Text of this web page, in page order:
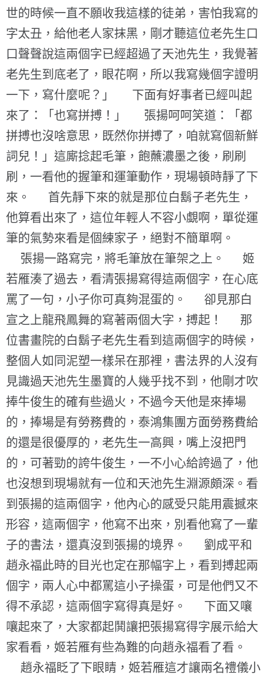
世的時候一直不願收我這樣的徒弟，害怕我寫的
字太丑，給他老人家抹黑，剛才聽這位老先生口
口聲聲說這兩個字已經超過了天池先生，我覺著
老先生到底老了，眼花啊，所以我寫幾個字證明
一下，寫什麼呢？」 下面有好事者已經叫起
來了：「也寫拼搏！」 張揚呵呵笑道：「都
拼搏也沒啥意思，既然你拼搏了，咱就寫個新鮮
詞兒！」這廝捻起毛筆，飽蘸濃墨之後，刷刷
刷，一看他的握筆和運筆動作，現場頓時靜了下
來。 首先靜下來的就是那位白鬍子老先生，
他算看出來了，這位年輕人不容小覷啊，單從運
筆的氣勢來看是個練家子，絕對不簡單啊。
張揚一路寫完，將毛筆放在筆架之上。 姬
若雁湊了過去，看清張揚寫得這兩個字，在心底
罵了一句，小子你可真夠混蛋的。 卻見那白
宣之上龍飛鳳舞的寫著兩個大字，搏起！ 那
位書畫院的白鬍子老先生看到這兩個字的時候，
整個人如同泥塑一樣呆在那裡，書法界的人沒有
見識過天池先生墨寶的人幾乎找不到，他剛才吹
捧牛俊生的確有些過火，不過今天他是來捧場
的，捧場是有勞務費的，泰鴻集團方面勞務費給
的還是很優厚的，老先生一高興，嘴上沒把門
的，可著勁的誇牛俊生，一不小心給誇過了，他
也沒想到現場就有一位和天池先生淵源頗深。看
到張揚的這兩個字，他內心的感受只能用震撼來
形容，這兩個字，他寫不出來，別看他寫了一輩
子的書法，還真沒到張揚的境界。 劉成平和
趙永福此時的目光也定在那幅字上，看到搏起兩
個字，兩人心中都罵這小子操蛋，可是他們又不
得不承認，這兩個字寫得真是好。 下面又嚷
嚷起來了，大家都起鬨讓把張揚寫得字展示給大
家看看，姬若雁有些為難的向趙永福看了看。
趙永福眨了下眼睛，姬若雁這才讓兩名禮儀小